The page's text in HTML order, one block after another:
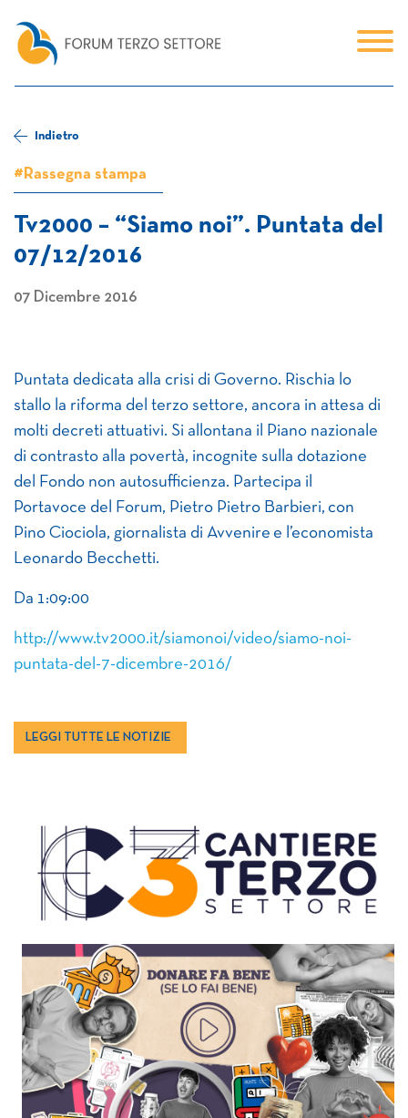
Indietro
#Rassegna stampa
Tv2000 – “Siamo noi”. Puntata del
07/12/2016
07 Dicembre 2016
Puntata dedicata alla crisi di Governo. Rischia lo
stallo la riforma del terzo settore, ancora in attesa di
molti decreti attuativi. Si allontana il Piano nazionale
di contrasto alla povertà, incognite sulla dotazione
del Fondo non autosufficienza. Partecipa il
Portavoce del Forum, Pietro Pietro Barbieri, con
Pino Ciociola, giornalista di Avvenire e l’economista
Leonardo Becchetti.
Da 1:09:00
http://www.tv2000.it/siamonoi/video/siamo-noi-
puntata-del-7-dicembre-2016/
LEGGI TUTTE LE NOTIZIE